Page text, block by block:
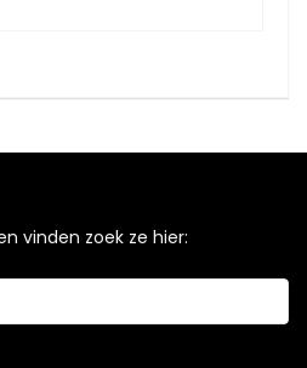
vinden zoek ze hier: